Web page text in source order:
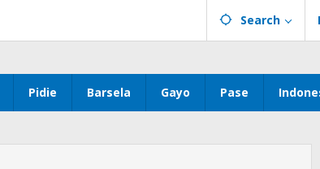
Search
Pidie Barsela Gayo Pase